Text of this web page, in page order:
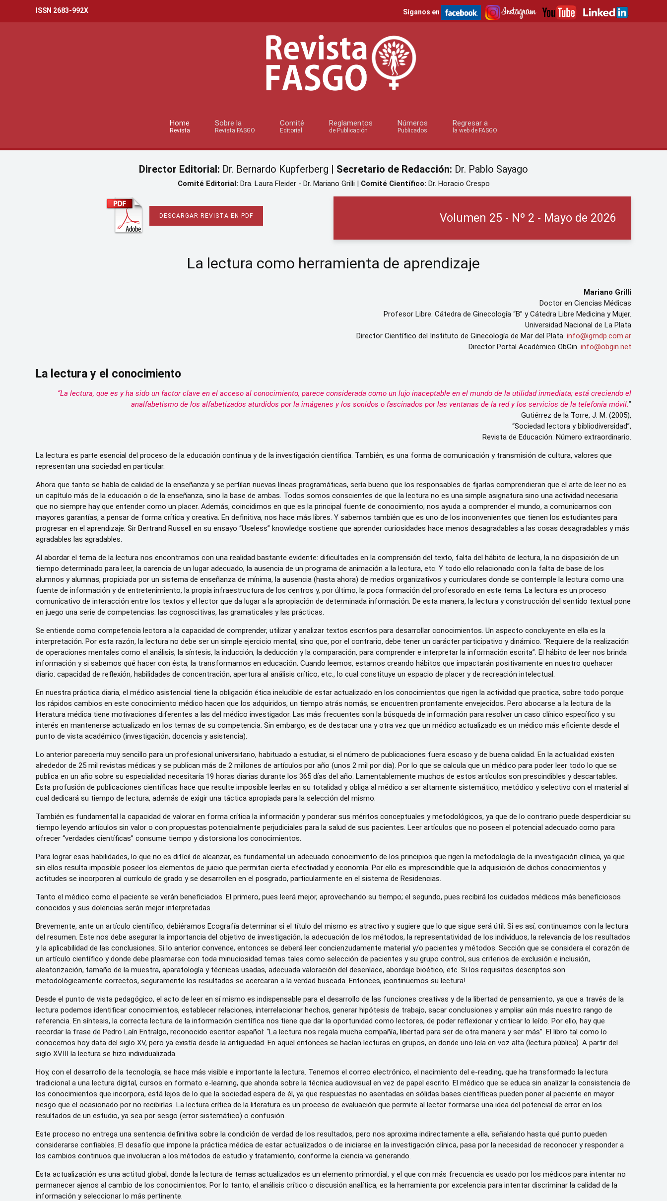
ISSN 2683-992X Síganos en
Home
Revista
Sobre la
Revista FASGO
Comité
Editorial
Reglamentos
de Publicación
Números
Publicados
Regresar a
la web de FASGO
Director Editorial: Dr. Bernardo Kupferberg | Secretario de Redacción: Dr. Pablo Sayago
Comité Editorial: Dra. Laura Fleider - Dr. Mariano Grilli | Comité Científico: Dr. Horacio Crespo
DESCARGAR REVISTA EN PDF Volumen 25 - Nº 2 - Mayo de 2026
La lectura como herramienta de aprendizaje
Mariano Grilli
Doctor en Ciencias Médicas
Profesor Libre. Cátedra de Ginecología “B” y Cátedra Libre Medicina y Mujer.
Universidad Nacional de La Plata
Director Científico del Instituto de Ginecología de Mar del Plata. info@igmdp.com.ar
Director Portal Académico ObGin. info@obgin.net
La lectura y el conocimiento
“La lectura, que es y ha sido un factor clave en el acceso al conocimiento, parece considerada como un lujo inaceptable en el mundo de la utilidad inmediata; está creciendo el
analfabetismo de los alfabetizados aturdidos por la imágenes y los sonidos o fascinados por las ventanas de la red y los servicios de la telefonía móvil.”
Gutiérrez de la Torre, J. M. (2005),
“Sociedad lectora y bibliodiversidad”,
Revista de Educación. Número extraordinario.
La lectura es parte esencial del proceso de la educación continua y de la investigación científica. También, es una forma de comunicación y transmisión de cultura, valores que
representan una sociedad en particular.
Ahora que tanto se habla de calidad de la enseñanza y se perfilan nuevas líneas programáticas, sería bueno que los responsables de fijarlas comprendieran que el arte de leer no es
un capítulo más de la educación o de la enseñanza, sino la base de ambas. Todos somos conscientes de que la lectura no es una simple asignatura sino una actividad necesaria
que no siempre hay que entender como un placer. Además, coincidimos en que es la principal fuente de conocimiento; nos ayuda a comprender el mundo, a comunicarnos con
mayores garantías, a pensar de forma crítica y creativa. En definitiva, nos hace más libres. Y sabemos también que es uno de los inconvenientes que tienen los estudiantes para
progresar en el aprendizaje. Sir Bertrand Russell en su ensayo “Useless” knowledge sostiene que aprender curiosidades hace menos desagradables a las cosas desagradables y más
agradables las agradables.
Al abordar el tema de la lectura nos encontramos con una realidad bastante evidente: dificultades en la comprensión del texto, falta del hábito de lectura, la no disposición de un
tiempo determinado para leer, la carencia de un lugar adecuado, la ausencia de un programa de animación a la lectura, etc. Y todo ello relacionado con la falta de base de los
alumnos y alumnas, propiciada por un sistema de enseñanza de mínima, la ausencia (hasta ahora) de medios organizativos y curriculares donde se contemple la lectura como una
fuente de información y de entretenimiento, la propia infraestructura de los centros y, por último, la poca formación del profesorado en este tema. La lectura es un proceso
comunicativo de interacción entre los textos y el lector que da lugar a la apropiación de determinada información. De esta manera, la lectura y construcción del sentido textual pone
en juego una serie de competencias: las cognoscitivas, las gramaticales y las prácticas.
Se entiende como competencia lectora a la capacidad de comprender, utilizar y analizar textos escritos para desarrollar conocimientos. Un aspecto concluyente en ella es la
interpretación. Por esta razón, la lectura no debe ser un simple ejercicio mental, sino que, por el contrario, debe tener un carácter participativo y dinámico. “Requiere de la realización
de operaciones mentales como el análisis, la síntesis, la inducción, la deducción y la comparación, para comprender e interpretar la información escrita”. El hábito de leer nos brinda
información y si sabemos qué hacer con ésta, la transformamos en educación. Cuando leemos, estamos creando hábitos que impactarán positivamente en nuestro quehacer
diario: capacidad de reflexión, habilidades de concentración, apertura al análisis crítico, etc., lo cual constituye un espacio de placer y de recreación intelectual.
En nuestra práctica diaria, el médico asistencial tiene la obligación ética ineludible de estar actualizado en los conocimientos que rigen la actividad que practica, sobre todo porque
los rápidos cambios en este conocimiento médico hacen que los adquiridos, un tiempo atrás nomás, se encuentren prontamente envejecidos. Pero abocarse a la lectura de la
literatura médica tiene motivaciones diferentes a las del médico investigador. Las más frecuentes son la búsqueda de información para resolver un caso clínico específico y su
interés en mantenerse actualizado en los temas de su competencia. Sin embargo, es de destacar una y otra vez que un médico actualizado es un médico más eficiente desde el
punto de vista académico (investigación, docencia y asistencia).
Lo anterior parecería muy sencillo para un profesional universitario, habituado a estudiar, si el número de publicaciones fuera escaso y de buena calidad. En la actualidad existen
alrededor de 25 mil revistas médicas y se publican más de 2 millones de artículos por año (unos 2 mil por día). Por lo que se calcula que un médico para poder leer todo lo que se
publica en un año sobre su especialidad necesitaría 19 horas diarias durante los 365 días del año. Lamentablemente muchos de estos artículos son prescindibles y descartables.
Esta profusión de publicaciones científicas hace que resulte imposible leerlas en su totalidad y obliga al médico a ser altamente sistemático, metódico y selectivo con el material al
cual dedicará su tiempo de lectura, además de exigir una táctica apropiada para la selección del mismo.
También es fundamental la capacidad de valorar en forma crítica la información y ponderar sus méritos conceptuales y metodológicos, ya que de lo contrario puede desperdiciar su
tiempo leyendo artículos sin valor o con propuestas potencialmente perjudiciales para la salud de sus pacientes. Leer artículos que no poseen el potencial adecuado como para
ofrecer “verdades científicas” consume tiempo y distorsiona los conocimientos.
Para lograr esas habilidades, lo que no es difícil de alcanzar, es fundamental un adecuado conocimiento de los principios que rigen la metodología de la investigación clínica, ya que
sin ellos resulta imposible poseer los elementos de juicio que permitan cierta efectividad y economía. Por ello es imprescindible que la adquisición de dichos conocimientos y
actitudes se incorporen al currículo de grado y se desarrollen en el posgrado, particularmente en el sistema de Residencias.
Tanto el médico como el paciente se verán beneficiados. El primero, pues leerá mejor, aprovechando su tiempo; el segundo, pues recibirá los cuidados médicos más beneficiosos
conocidos y sus dolencias serán mejor interpretadas.
Brevemente, ante un artículo científico, debiéramos Ecografía determinar si el título del mismo es atractivo y sugiere que lo que sigue será útil. Si es así, continuamos con la lectura
del resumen. Este nos debe asegurar la importancia del objetivo de investigación, la adecuación de los métodos, la representatividad de los individuos, la relevancia de los resultados
y la aplicabilidad de las conclusiones. Si lo anterior convence, entonces se deberá leer concienzudamente material y/o pacientes y métodos. Sección que se considera el corazón de
un artículo científico y donde debe plasmarse con toda minuciosidad temas tales como selección de pacientes y su grupo control, sus criterios de exclusión e inclusión,
aleatorización, tamaño de la muestra, aparatología y técnicas usadas, adecuada valoración del desenlace, abordaje bioético, etc. Si los requisitos descriptos son
metodológicamente correctos, seguramente los resultados se acercaran a la verdad buscada. Entonces, ¡continuemos su lectura!
Desde el punto de vista pedagógico, el acto de leer en sí mismo es indispensable para el desarrollo de las funciones creativas y de la libertad de pensamiento, ya que a través de la
lectura podemos identificar conocimientos, establecer relaciones, interrelacionar hechos, generar hipótesis de trabajo, sacar conclusiones y ampliar aún más nuestro rango de
referencia. En síntesis, la correcta lectura de la información científica nos tiene que dar la oportunidad como lectores, de poder reflexionar y criticar lo leído. Por ello, hay que
recordar la frase de Pedro Laín Entralgo, reconocido escritor español: “La lectura nos regala mucha compañía, libertad para ser de otra manera y ser más”. El libro tal como lo
conocemos hoy data del siglo XV, pero ya existía desde la antigüedad. En aquel entonces se hacían lecturas en grupos, en donde uno leía en voz alta (lectura pública). A partir del
siglo XVIII la lectura se hizo individualizada.
Hoy, con el desarrollo de la tecnología, se hace más visible e importante la lectura. Tenemos el correo electrónico, el nacimiento del e-reading, que ha transformado la lectura
tradicional a una lectura digital, cursos en formato e-learning, que ahonda sobre la técnica audiovisual en vez de papel escrito. El médico que se educa sin analizar la consistencia de
los conocimientos que incorpora, está lejos de lo que la sociedad espera de él, ya que respuestas no asentadas en sólidas bases científicas pueden poner al paciente en mayor
riesgo que el ocasionado por no recibirlas. La lectura crítica de la literatura es un proceso de evaluación que permite al lector formarse una idea del potencial de error en los
resultados de un estudio, ya sea por sesgo (error sistemático) o confusión.
Este proceso no entrega una sentencia definitiva sobre la condición de verdad de los resultados, pero nos aproxima indirectamente a ella, señalando hasta qué punto pueden
considerarse confiables. El desafío que impone la práctica médica de estar actualizados o de iniciarse en la investigación clínica, pasa por la necesidad de reconocer y responder a
los cambios continuos que involucran a los métodos de estudio y tratamiento, conforme la ciencia va generando.
Esta actualización es una actitud global, donde la lectura de temas actualizados es un elemento primordial, y el que con más frecuencia es usado por los médicos para intentar no
permanecer ajenos al cambio de los conocimientos. Por lo tanto, el análisis crítico o discusión analítica, es la herramienta por excelencia para intentar discriminar la calidad de la
información y seleccionar lo más pertinente.